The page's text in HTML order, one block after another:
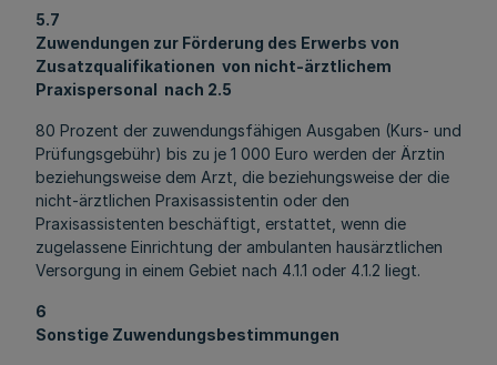
5.7
Zuwendungen zur Förderung des Erwerbs von
Zusatzqualifikationen von nicht-ärztlichem
Praxispersonal nach 2.5
80 Prozent der zuwendungsfähigen Ausgaben (Kurs- und
Prüfungsgebühr) bis zu je 1 000 Euro werden der Ärztin
beziehungsweise dem Arzt, die beziehungsweise der die
nicht-ärztlichen Praxisassistentin oder den
Praxisassistenten beschäftigt, erstattet, wenn die
zugelassene Einrichtung der ambulanten hausärztlichen
Versorgung in einem Gebiet nach 4.1.1 oder 4.1.2 liegt.
6
Sonstige Zuwendungsbestimmungen